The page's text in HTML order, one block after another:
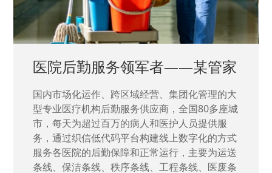
中国兵器工业集团——银光化学
国家“一五”期间156个重点项目之一。属于国家
高新技术企业，在信息化升级建设中，存在大
量“小、散、碎”的信息化需求，需要投入大量人
力资源进行开发，通过引入织信低代码平台，解
决当下遇到的各类业务难题，提升整体的IT研发
效率。